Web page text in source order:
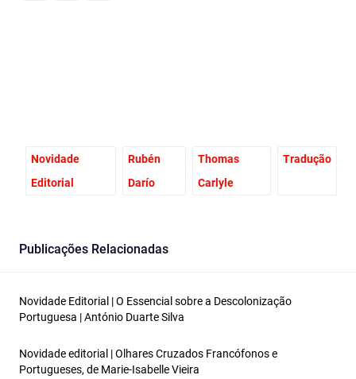
Novidade
Editorial
Rubén
Darío
Thomas
Carlyle
Tradução
Publicações Relacionadas
Novidade Editorial | O Essencial sobre a Descolonização
Portuguesa | António Duarte Silva
Novidade editorial | Olhares Cruzados Francófonos e
Portugueses, de Marie‑Isabelle Vieira